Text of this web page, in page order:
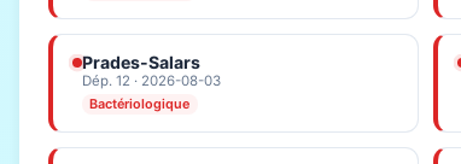
Prades-Salars
Dép. 12 · 2026-08-03
Bactériologique